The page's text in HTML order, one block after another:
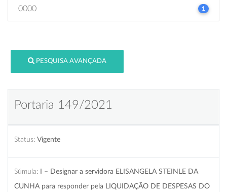
0000 1
PESQUISA AVANÇADA
Portaria 149/2021
Status: Vigente
Súmula: I – Designar a servidora ELISANGELA STEINLE DA
CUNHA para responder pela LIQUIDAÇÃO DE DESPESAS DO